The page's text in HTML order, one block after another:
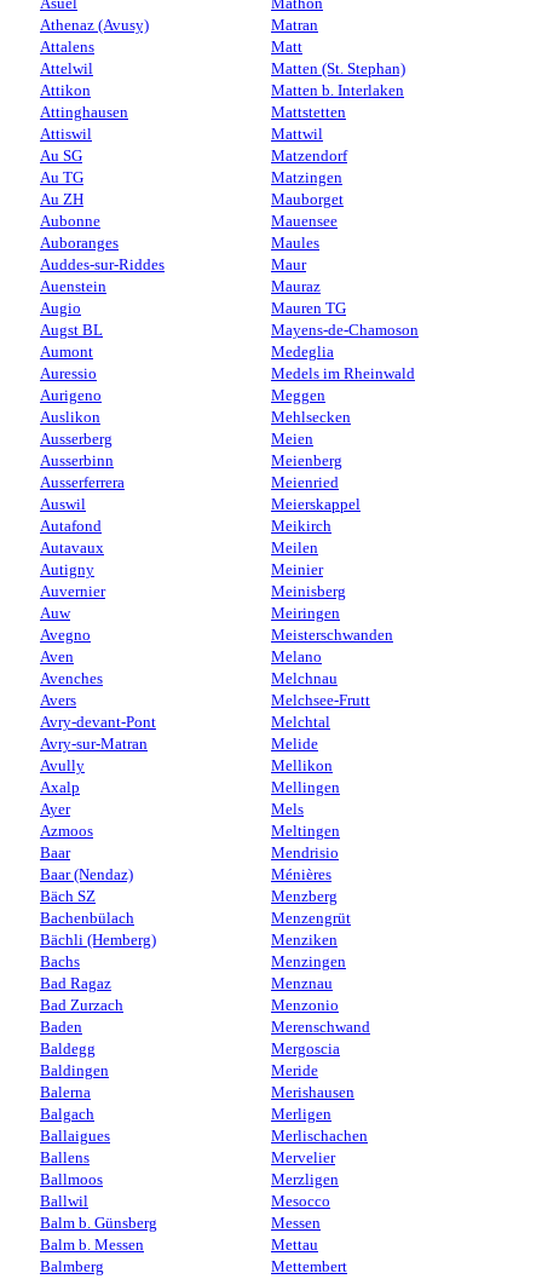
Athenaz (Avusy)
Attalens
Attelwil
Attikon
Attinghausen
Attiswil
Au SG
Au TG
Au ZH
Aubonne
Auboranges
Auddes-sur-Riddes
Auenstein
Augio
Augst BL
Aumont
Auressio
Aurigeno
Auslikon
Ausserberg
Ausserbinn
Ausserferrera
Auswil
Autafond
Autavaux
Autigny
Auvernier
Auw
Avegno
Aven
Avenches
Avers
Avry-devant-Pont
Avry-sur-Matran
Avully
Axalp
Ayer
Azmoos
Baar
Baar (Nendaz)
Bäch SZ
Bachenbülach
Bächli (Hemberg)
Bachs
Bad Ragaz
Bad Zurzach
Baden
Baldegg
Baldingen
Balerna
Balgach
Ballaigues
Ballens
Ballmoos
Ballwil
Balm b. Günsberg
Balm b. Messen
Balmberg
Matran
Matt
Matten (St. Stephan)
Matten b. Interlaken
Mattstetten
Mattwil
Matzendorf
Matzingen
Mauborget
Mauensee
Maules
Maur
Mauraz
Mauren TG
Mayens-de-Chamoson
Medeglia
Medels im Rheinwald
Meggen
Mehlsecken
Meien
Meienberg
Meienried
Meierskappel
Meikirch
Meilen
Meinier
Meinisberg
Meiringen
Meisterschwanden
Melano
Melchnau
Melchsee-Frutt
Melchtal
Melide
Mellikon
Mellingen
Mels
Meltingen
Mendrisio
Ménières
Menzberg
Menzengrüt
Menziken
Menzingen
Menznau
Menzonio
Merenschwand
Mergoscia
Meride
Merishausen
Merligen
Merlischachen
Mervelier
Merzligen
Mesocco
Messen
Mettau
Mettembert